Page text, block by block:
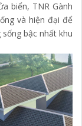
biển, TNR Gành
và hiện đại để
bậc nhất khu